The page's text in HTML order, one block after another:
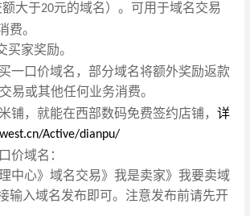
大于20元的域名） 。可用于域名交易
费。
买家奖励。
一口价域名，部分域名将额外奖励返款
易或其他任何业务消费。
铺，就能在西部数码免费签约店铺， 详
Active/dianpu/
价域名：
中心》域名交易》我是卖家》我要卖域
输入域名发布即可。注意发布前请先开